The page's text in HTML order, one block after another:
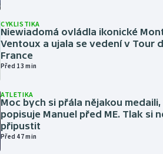
CYKLISTIKA
Niewiadomá ovládla ikonické
Ventoux a ujala se vedení v Tour
France
Před 13 min
ATLETIKA
Moc bych si přála nějakou medaili,
popisuje Manuel před ME. Tlak si
připustit
Před 47 min